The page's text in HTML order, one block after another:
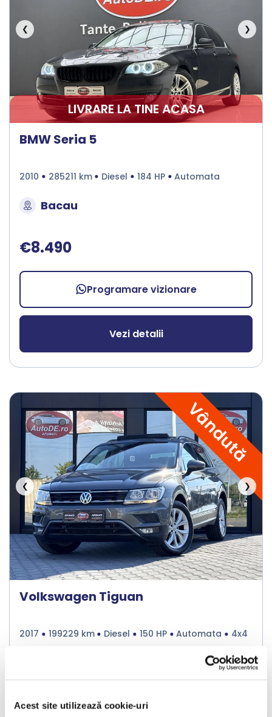
Acest site utilizează cookie-uri
❮ ❯
LIVRARE LA TINE ACASA
BMW Seria 5
2010 285211 km Diesel 184 HP Automata
Bacau
€8.490
Programare vizionare
Vezi detalii
Vândută
❮ ❯
Volkswagen Tiguan
2017 199229 km Diesel 150 HP Automata 4x4
€12.990